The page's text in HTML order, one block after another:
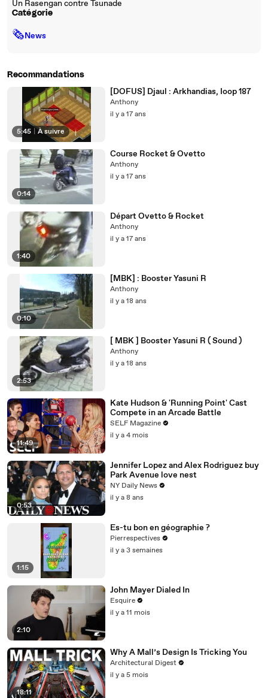
Un Rasengan contre Tsunade
Catégorie
🗞News
Recommandations
5:45 À suivre
[DOFUS] Djaul : Arkhandias, Ioop 187
Anthony
il y a 17 ans
0:14
Course Rocket & Ovetto
Anthony
il y a 17 ans
1:40
Départ Ovetto & Rocket
Anthony
il y a 17 ans
0:10
[MBK] : Booster Yasuni R
Anthony
il y a 18 ans
2:53
[ MBK ] Booster Yasuni R ( Sound )
Anthony
il y a 18 ans
11:49
Kate Hudson & 'Running Point' Cast
Compete in an Arcade Battle
SELF Magazine
il y a 4 mois
0:53
Jennifer Lopez and Alex Rodriguez buy
Park Avenue love nest
NY Daily News
il y a 8 ans
1:15
Es-tu bon en géographie ?
Pierrespectives
il y a 3 semaines
2:10
John Mayer Dialed In
Esquire
il y a 11 mois
18:11
Why A Mall’s Design Is Tricking You
Architectural Digest
il y a 5 mois